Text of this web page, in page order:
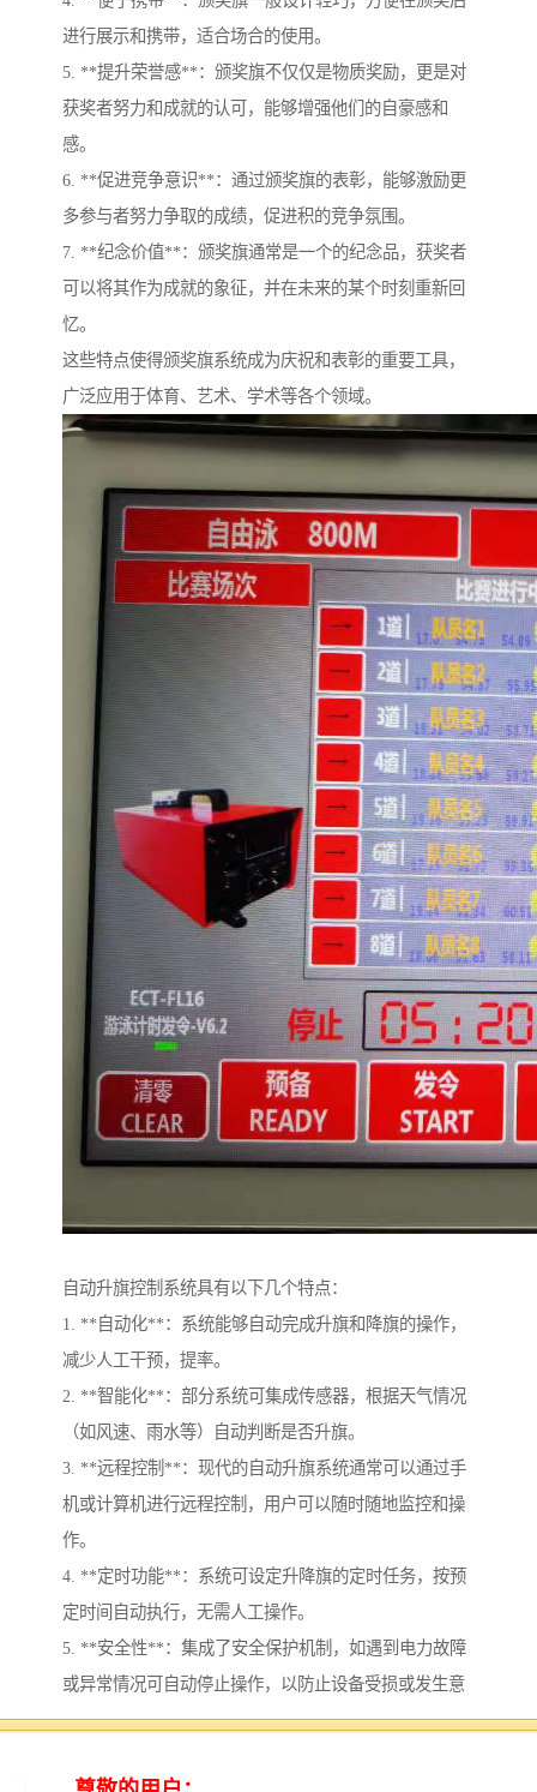
进行展示和携带，适合场合的使用。
5. **提升荣誉感**：颁奖旗不仅仅是物质奖励，更是对
获奖者努力和成就的认可，能够增强他们的自豪感和
感。
6. **促进竞争意识**：通过颁奖旗的表彰，能够激励更
多参与者努力争取的成绩，促进积的竞争氛围。
7. **纪念价值**：颁奖旗通常是一个的纪念品，获奖者
可以将其作为成就的象征，并在未来的某个时刻重新回
忆。
这些特点使得颁奖旗系统成为庆祝和表彰的重要工具，
广泛应用于体育、艺术、学术等各个领域。
自动升旗控制系统具有以下几个特点：
1. **自动化**：系统能够自动完成升旗和降旗的操作，
减少人工干预，提率。
2. **智能化**：部分系统可集成传感器，根据天气情况
（如风速、雨水等）自动判断是否升旗。
3. **远程控制**：现代的自动升旗系统通常可以通过手
机或计算机进行远程控制，用户可以随时随地监控和操
作。
4. **定时功能**：系统可设定升降旗的定时任务，按预
定时间自动执行，无需人工操作。
5. **安全性**：集成了安全保护机制，如遇到电力故障
或异常情况可自动停止操作，以防止设备受损或发生意
外。